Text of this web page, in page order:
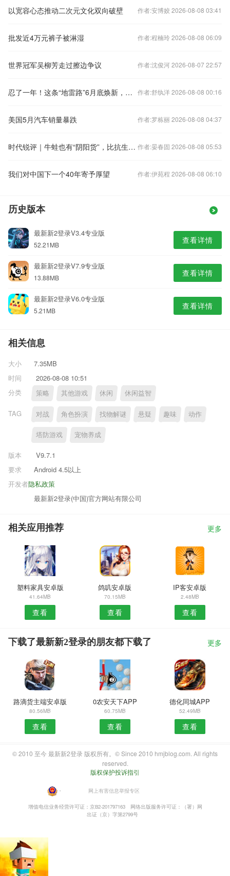
以宽容心态推动二次元文化双向破壁 作者:安博姣 2026-08-08 03:41
批发近4万元裤子被淋湿 作者:程楠玲 2026-08-08 06:09
世界冠军吴柳芳走过擦边争议 作者:沈俊河 2026-08-07 22:57
忍了一年！这条“地雷路”6月底焕新，附绕行路线→ 作者:舒纨洋 2026-08-08 00:16
美国5月汽车销量暴跌 作者:罗栋丽 2026-08-08 04:37
时代锐评｜牛蛙也有“阴阳货”，比抗生素更毒的是“应付一下” 作者:晏春固 2026-08-08 05:53
我们对中国下一个40年寄予厚望 作者:伊苑程 2026-08-08 06:10
历史版本
最新新2登录V3.4专业版
52.21MB 查看详情
最新新2登录V7.9专业版
13.88MB 查看详情
最新新2登录V6.0专业版
5.21MB 查看详情
相关信息
大小
7.35MB
时间
2026-08-08 10:51
分类
策略 其他游戏 休闲 休闲益智
TAG 对战 角色扮演 找物解谜 悬疑 趣味 动作
塔防游戏 宠物养成
版本
V9.7.1
要求
Android 4.5以上
隐私政策
开发者
最新新2登录(中国)官方网站有限公司
相关应用推荐 更多
塑料家具安卓版
41.64MB
查看
鸽叽安卓版
70.15MB
查看
IP客安卓版
2.48MB
查看
下载了最新新2登录的朋友都下载了 更多
路滴货主端安卓版
80.56MB
查看
0农安天下APP
60.75MB
查看
德化同城APP
52.49MB
查看
© 2010 至今 最新新2登录 版权所有。© Since 2010 hmjblog.com. All rights
reserved.
版权保护投诉指引
・ 网上有害信息举报专区
增值电信业务经营许可证：京B2-201797163
网络出版服务许可证：（署）网
出证（京）字第2799号